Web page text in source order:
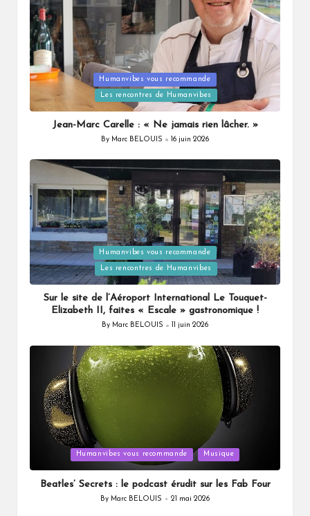
Posted
Humanvibes vous recommande
Les rencontres de Humanvibes
Jean-Marc Carelle : « Ne jamais rien lâcher. »
Posted
By Marc BELOUIS 16 juin 2026
Posted
in
Humanvibes vous recommande
Les rencontres de Humanvibes
Sur le site de l’Aéroport International Le Touquet-
Elizabeth II, faites « Escale » gastronomique !
Posted
By Marc BELOUIS 11 juin 2026
in
Humanvibes vous recommande Musique
Beatles’ Secrets : le podcast érudit sur les Fab Four
Posted
By Marc BELOUIS 21 mai 2026